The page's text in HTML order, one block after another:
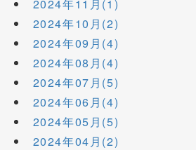
2024年11月(1)
2024年10月(2)
2024年09月(4)
2024年08月(4)
2024年07月(5)
2024年06月(4)
2024年05月(5)
2024年04月(2)